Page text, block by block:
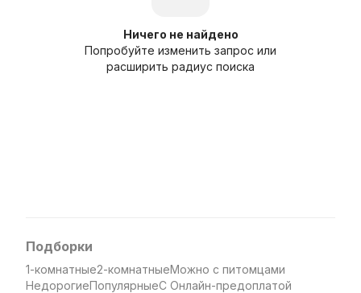
Ничего не найдено
Попробуйте изменить запрос или
расширить радиус поиска
Подборки
1-комнатные2-комнатныеМожно с питомцами
НедорогиеПопулярныеС Онлайн-предоплатой